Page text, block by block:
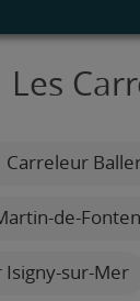
Les
Carreleur
de-
Isigny-sur-Mer